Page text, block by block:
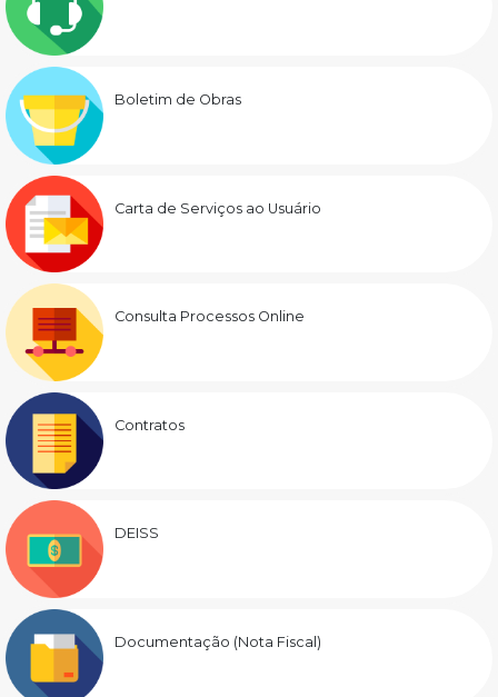
Boletim de Obras
Carta de Serviços ao Usuário
Consulta Processos Online
Contratos
DEISS
Documentação (Nota Fiscal)